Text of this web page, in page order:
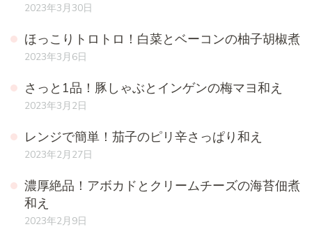
2023年3月30日
ほっこりトロトロ！白菜とベーコンの柚子胡椒煮
2023年3月6日
さっと1品！豚しゃぶとインゲンの梅マヨ和え
2023年3月2日
レンジで簡単！茄子のピリ辛さっぱり和え
2023年2月27日
濃厚絶品！アボカドとクリームチーズの海苔佃煮
和え
2023年2月9日